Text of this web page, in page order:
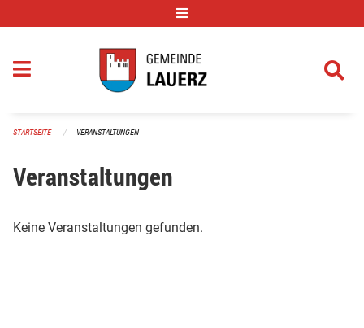
STARTSEITE VERANSTALTUNGEN
Veranstaltungen
Keine Veranstaltungen gefunden.